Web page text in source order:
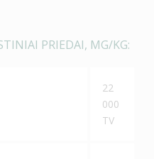
PRIEDAI, MG/KG:
22
000
TV